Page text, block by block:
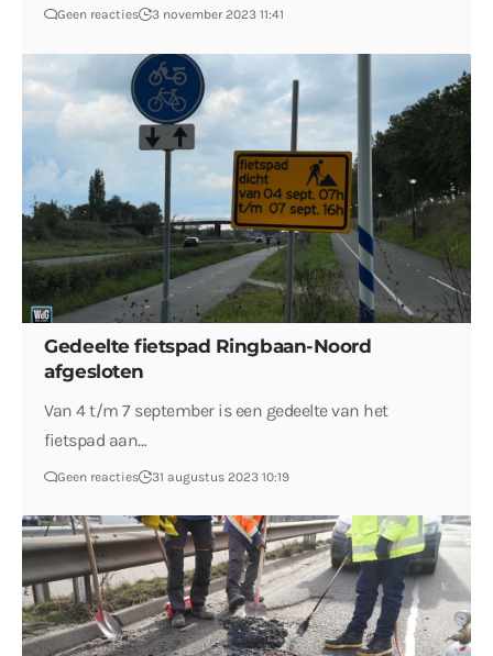
Geen reacties 3 november 2023 11:41
Gedeelte fietspad Ringbaan-Noord
afgesloten
Van 4 t/m 7 september is een gedeelte van het
fietspad aan…
Geen reacties 31 augustus 2023 10:19